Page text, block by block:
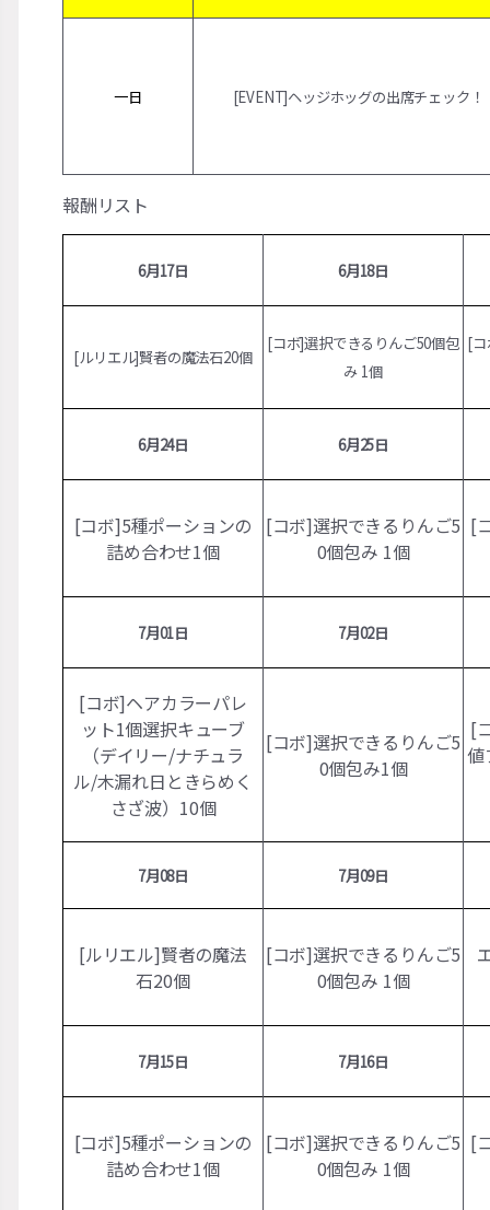
一日 [EVENT]ヘッジホッグの出席チェック！
報酬リスト
6月17日 6月18日
[ルリエル]賢者の魔法石20個
[コボ]選択できるりんご50個包
み 1個
[コ
6月24日 6月25日
[コボ]5種ポーションの
詰め合わせ1個
[コボ]選択できるりんご5
0個包み 1個
[
7月01日 7月02日
[コボ]ヘアカラーパレ
ット1個選択キューブ
（デイリー/ナチュラ
ル/木漏れ日ときらめく
さざ波）10個
[コボ]選択できるりんご5
0個包み1個
[
値
7月08日 7月09日
[ルリエル]賢者の魔法
石20個
[コボ]選択できるりんご5
0個包み 1個
7月15日 7月16日
[コボ]5種ポーションの
詰め合わせ1個
[コボ]選択できるりんご5
0個包み 1個
[